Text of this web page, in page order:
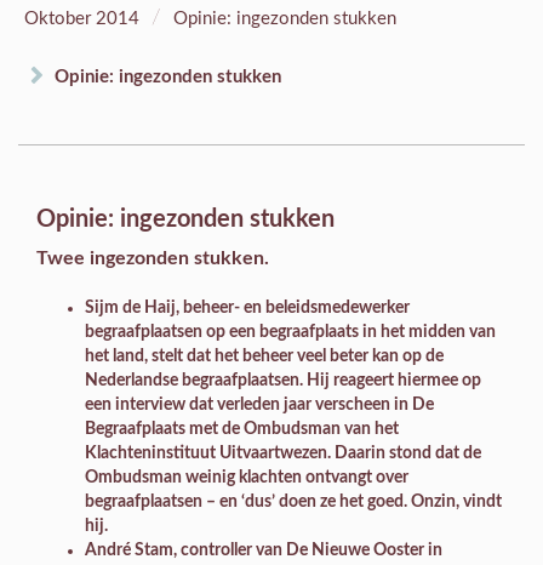
Oktober 2014 / Opinie: ingezonden stukken
Opinie: ingezonden stukken
Opinie: ingezonden stukken
Twee ingezonden stukken.
Sijm de Haij, beheer- en beleidsmedewerker
begraafplaatsen op een begraafplaats in het midden van
het land, stelt dat het beheer veel beter kan op de
Nederlandse begraafplaatsen. Hij reageert hiermee op
een interview dat verleden jaar verscheen in De
Begraafplaats met de Ombudsman van het
Klachteninstituut Uitvaartwezen. Daarin stond dat de
Ombudsman weinig klachten ontvangt over
begraafplaatsen – en ‘dus’ doen ze het goed. Onzin, vindt
hij.
André Stam, controller van De Nieuwe Ooster in